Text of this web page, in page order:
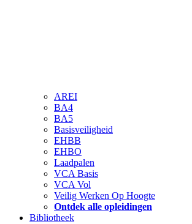
AREI
BA4
BA5
Basisveiligheid
EHBB
EHBO
Laadpalen
VCA Basis
VCA Vol
Veilig Werken Op Hoogte
Ontdek alle opleidingen
Bibliotheek